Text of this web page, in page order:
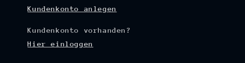
Kundenkonto anlegen
Kundenkonto vorhanden?
Hier einloggen